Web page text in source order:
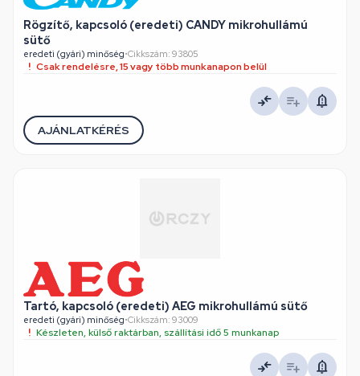
Rögzítő, kapcsoló (eredeti) CANDY mikrohullámú
sütő
eredeti (gyári) minőség•Cikkszám: 93805
Csak rendelésre, 15 vagy több munkanapon belül
AJÁNLATKÉRÉS
Tartó, kapcsoló (eredeti) AEG mikrohullámú sütő
eredeti (gyári) minőség•Cikkszám: 93009
Készleten, külső raktárban, szállítási idő 5 munkanap